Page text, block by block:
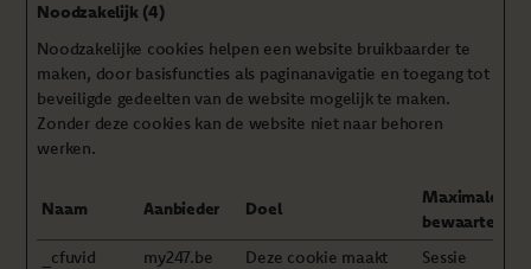
Noodzakelijk (4)
Noodzakelijke cookies helpen een website bruikbaarder te
maken, door basisfuncties als paginanavigatie en toegang tot
beveiligde gedeelten van de website mogelijk te maken.
Zonder deze cookies kan de website niet naar behoren
werken.
Naam Aanbieder Doel
Maximale
_cfuvid
my247.be
Deze cookie maakt
Sessie